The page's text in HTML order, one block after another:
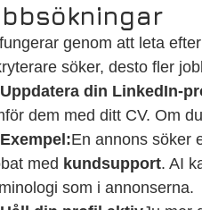
genom att leta efter
söker, desto fler
Uppdatera din LinkedIn-
dem med ditt CV. Om
Exempel:En annons söker
med kundsupport. AI
som i annonserna.